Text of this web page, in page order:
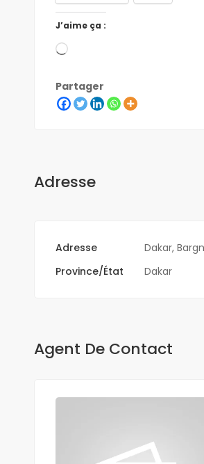
J’aime ça :
Partager
Adresse
Adresse
Dakar,
Province/État
Dakar
Agent De Contact